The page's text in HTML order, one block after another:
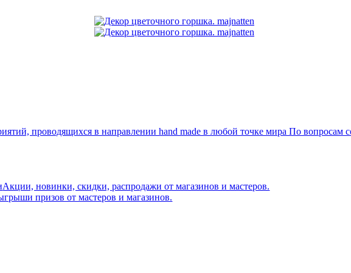
проводящихся в направлении hand made в любой точке мира По вопросам
Акции, новинки, скидки, распродажи от магазинов и мастеров.
призов от мастеров и магазинов.